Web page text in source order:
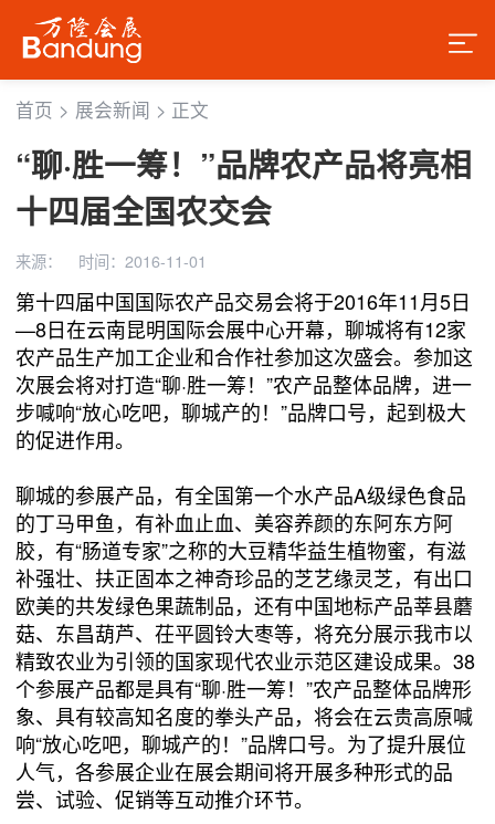
首页 > 展会新闻 > 正文
“聊·胜一筹！”品牌农产品将亮相
十四届全国农交会
来源： 时间：2016-11-01
第十四届中国国际农产品交易会将于2016年11月5日
—8日在云南昆明国际会展中心开幕，聊城将有12家
农产品生产加工企业和合作社参加这次盛会。参加这
次展会将对打造“聊·胜一筹！”农产品整体品牌，进一
步喊响“放心吃吧，聊城产的！”品牌口号，起到极大
的促进作用。
聊城的参展产品，有全国第一个水产品A级绿色食品
的丁马甲鱼，有补血止血、美容养颜的东阿东方阿
胶，有“肠道专家”之称的大豆精华益生植物蜜，有滋
补强壮、扶正固本之神奇珍品的芝艺缘灵芝，有出口
欧美的共发绿色果蔬制品，还有中国地标产品莘县蘑
菇、东昌葫芦、茌平圆铃大枣等，将充分展示我市以
精致农业为引领的国家现代农业示范区建设成果。38
个参展产品都是具有“聊·胜一筹！”农产品整体品牌形
象、具有较高知名度的拳头产品，将会在云贵高原喊
响“放心吃吧，聊城产的！”品牌口号。为了提升展位
人气，各参展企业在展会期间将开展多种形式的品
尝、试验、促销等互动推介环节。